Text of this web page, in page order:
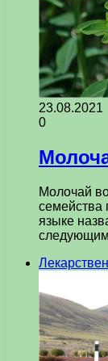
23.08.2021
0
Молочай
семейства
языке